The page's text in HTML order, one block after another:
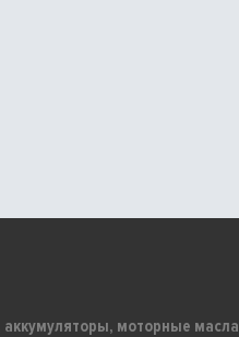
аккумуляторы, моторные масла